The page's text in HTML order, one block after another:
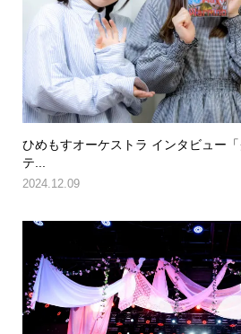
ひめもすオーケストラ インタビュー
テ...
2024.12.09